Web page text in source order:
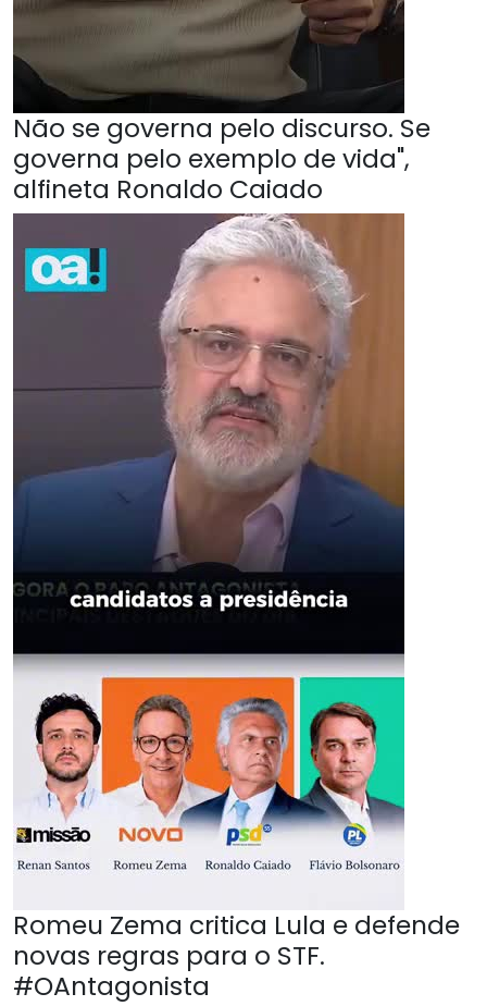
Não se governa pelo discurso. Se
governa pelo exemplo de vida",
alfineta Ronaldo Caiado
Romeu Zema critica Lula e defende
novas regras para o STF.
#OAntagonista